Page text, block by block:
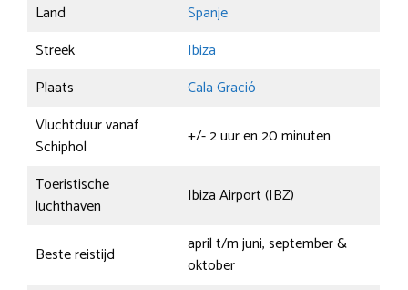
Land
Spanje
Streek
Ibiza
Plaats
Cala Gració
Vluchtduur vanaf
Schiphol
+/- 2 uur en 20 minuten
Toeristische
luchthaven
Ibiza Airport (IBZ)
Beste reistijd
april t/m juni, september &
oktober